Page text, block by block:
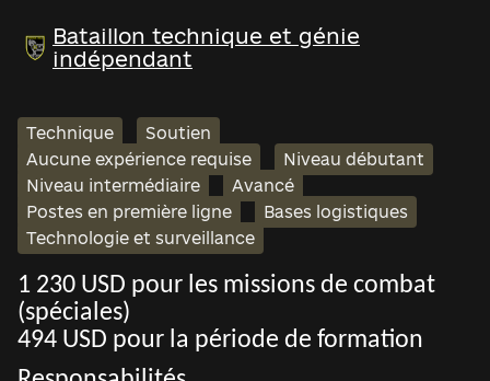
Bataillon technique et génie
indépendant
Technique
Soutien
Aucune expérience requise
Niveau débutant
Niveau intermédiaire
Avancé
Postes en première ligne
Bases logistiques
Technologie et surveillance
1 230 USD pour les missions de combat
(spéciales)
494 USD pour la période de formation